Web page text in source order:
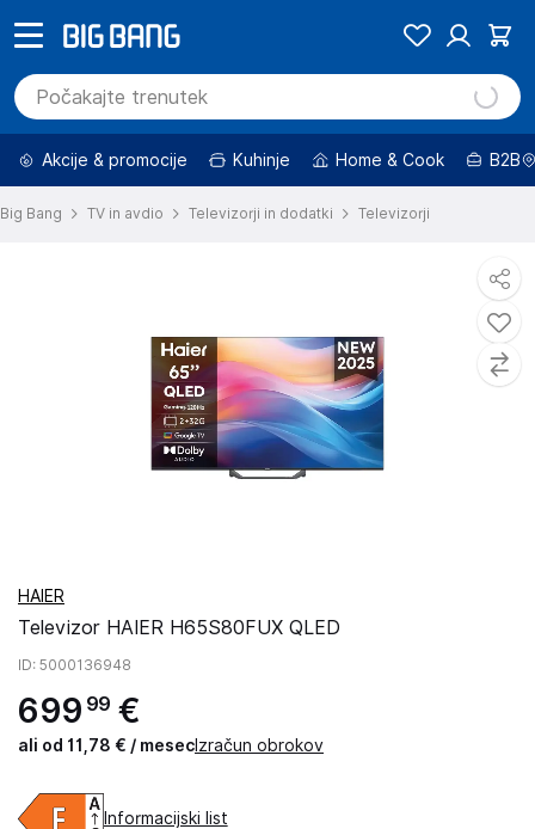
Akcije & promocije Kuhinje Home & Cook B2B
Big Bang TV in avdio Televizorji in dodatki Televizorji
HAIER
Televizor HAIER H65S80FUX QLED
ID: 5000136948
699 99 €
ali od 11,78 € / mesec Izračun obrokov
Informacijski list